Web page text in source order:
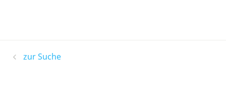
zur Suche